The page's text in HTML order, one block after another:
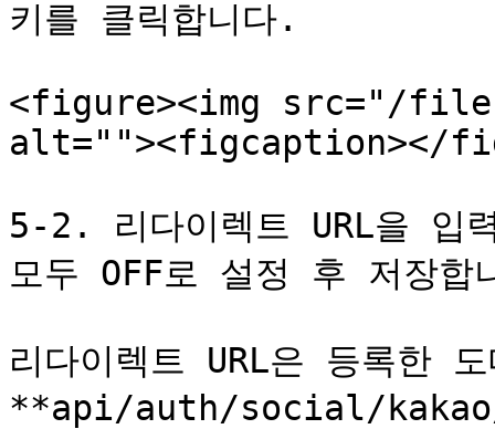
키를 클릭합니다.
<figure><img src="/files/
alt=""><figcaption></
5-2. 리다이렉트 URL을 입
모두 OFF로 설정 후 저장합
리다이렉트 URL은 등록한
**api/auth/social/kakao/